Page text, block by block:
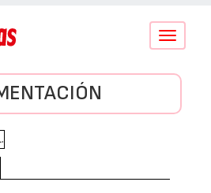
Conmutar